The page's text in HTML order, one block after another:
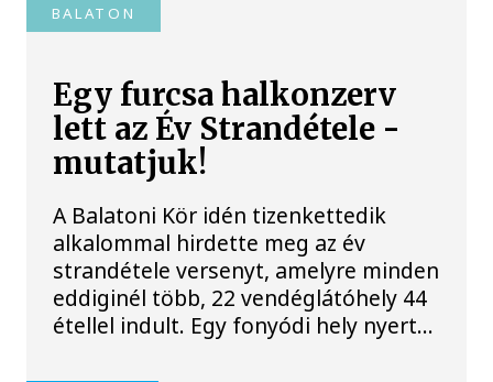
BALATON
Egy furcsa halkonzerv
lett az Év Strandétele -
mutatjuk!
A Balatoni Kör idén tizenkettedik
alkalommal hirdette meg az év
strandétele versenyt, amelyre minden
eddiginél több, 22 vendéglátóhely 44
étellel indult. Egy fonyódi hely nyert...